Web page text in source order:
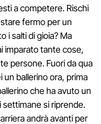
a competere. Rischi
fermo per un
i salti di gioia? Ma
imparato tante cose,
persone. Fuori da qua
un ballerino ora, prima
che ha avuto un
settimane si riprende.
andrà avanti per